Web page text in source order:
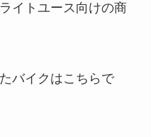
イトユース向けの商
バイクはこちらで